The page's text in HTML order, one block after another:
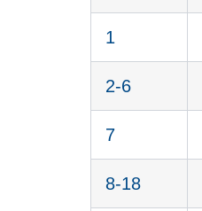
1
2-6
7
8-18